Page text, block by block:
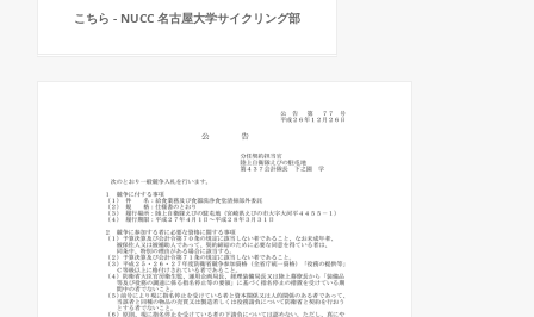
こちら - NUCC 名古屋大学サイクリング部